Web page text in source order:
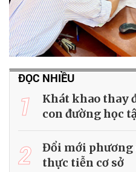
ĐỌC NHIỀU
1
Khát khao thay
con đường học
2
Đổi mới phương
thực tiễn cơ sở